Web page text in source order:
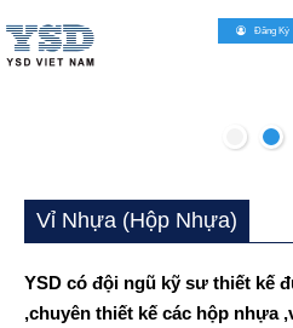
Vỉ Nhựa (hộp Nhựa)
YSD có đội ngũ kỹ sư thiết kế
,chuyên thiết kế các hộp nhựa